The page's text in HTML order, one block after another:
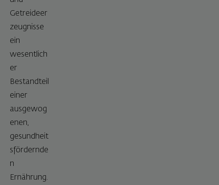
Getreideer
zeugnisse
ein
wesentlich
er
Bestandteil
einer
ausgewog
enen,
gesundheit
sfördernde
n
Ernährung.